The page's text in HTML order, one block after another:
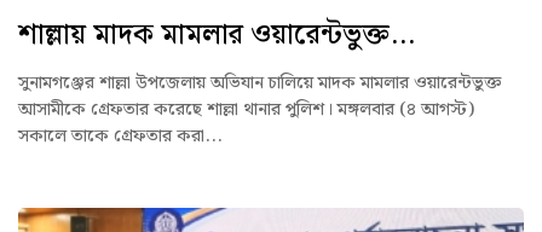
শাল্লায় মাদক মামলার ওয়ারেন্টভুক্ত...
সুনামগঞ্জের শাল্লা উপজেলায় অভিযান চালিয়ে মাদক মামলার ওয়ারেন্টভুক্ত
আসামীকে গ্রেফতার করেছে শাল্লা থানার পুলিশ। মঙ্গলবার (৪ আগস্ট)
সকালে তাকে গ্রেফতার করা...